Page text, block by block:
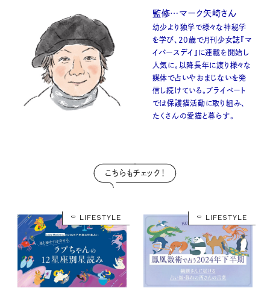
監修…マーク矢崎さん
幼少より独学で様々な神秘学
を学び、20歳で月刊少女誌『マ
イバースデイ』に連載を開始し
人気に。以降長年に渡り様々な
媒体で占いやおまじないを発
信し続けている。プライベート
では保護猫活動に取り組み、
たくさんの愛猫と暮らす。
こちらもチェック！
LIFESTYLE LIFESTYLE